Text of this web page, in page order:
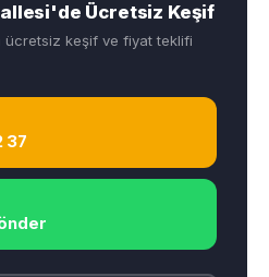
Ücretsiz Keşif
ücretsiz keşif ve fiyat teklifi
37